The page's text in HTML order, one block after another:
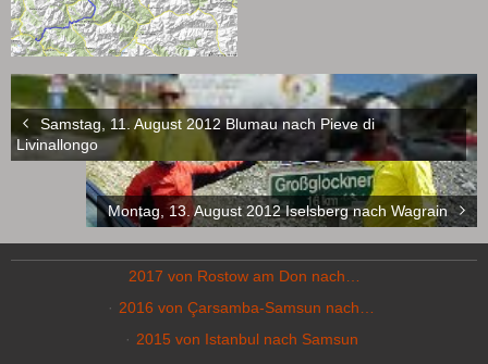
Samstag, 11. August 2012 Blumau nach Pieve di
Livinallongo
Montag, 13. August 2012 Iselsberg nach Wagrain
2017 von Rostow am Don nach…
2016 von Çarsamba-Samsun nach…
2015 von Istanbul nach Samsun